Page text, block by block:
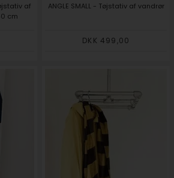
af
cm
ANGLE SMALL - Tøjstativ af vandrør
DKK 499,00